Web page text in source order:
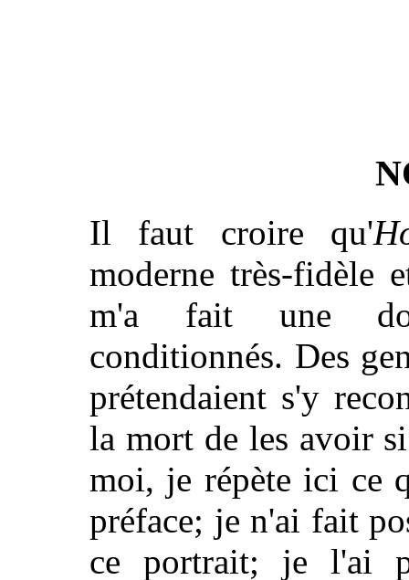
Il faut croire qu'
moderne très-fidèle
m'a fait une
conditionnés. Des
prétendaient s'y
la mort de les avoir
moi, je répète ici ce
préface; je n'ai fait
ce portrait; je l'ai